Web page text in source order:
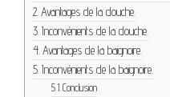
Avantages de la douche.
Inconvénients de la douche.
Avantages de la baignoire.
Inconvénients de la baignoire.
Conclusion